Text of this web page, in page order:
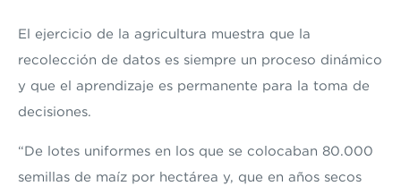
El ejercicio de la agricultura muestra que la
recolección de datos es siempre un proceso dinámico
y que el aprendizaje es permanente para la toma de
decisiones.
“De lotes uniformes en los que se colocaban 80.000
semillas de maíz por hectárea y, que en años secos